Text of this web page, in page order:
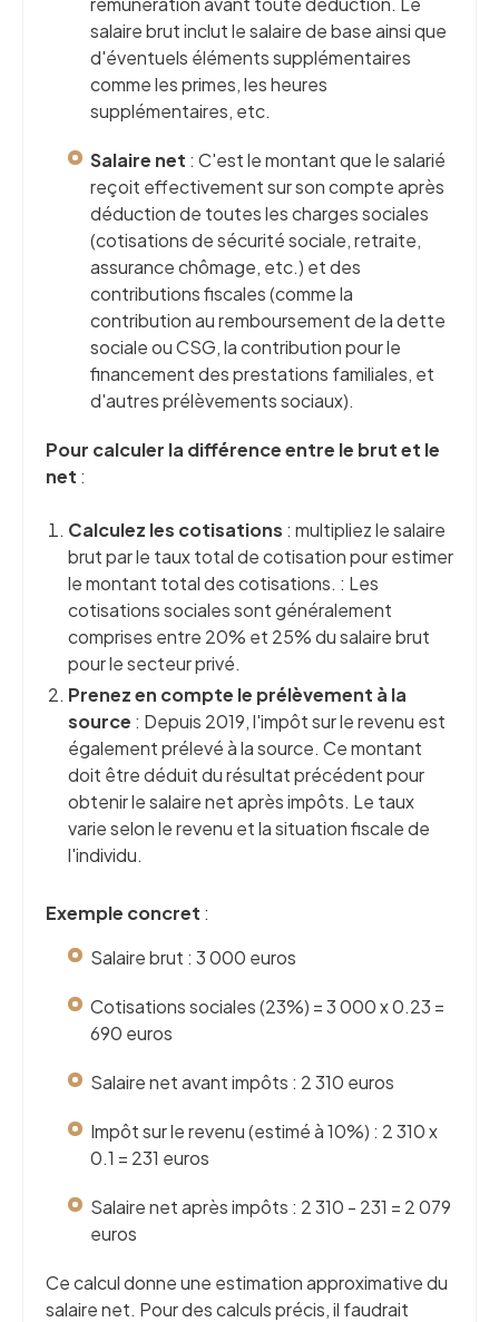
salaire brut inclut le salaire de base ainsi que
d'éventuels éléments supplémentaires
comme les primes, les heures
supplémentaires, etc.
Salaire net : C'est le montant que le salarié
reçoit effectivement sur son compte après
déduction de toutes les charges sociales
(cotisations de sécurité sociale, retraite,
assurance chômage, etc.) et des
contributions fiscales (comme la
contribution au remboursement de la dette
sociale ou CSG, la contribution pour le
financement des prestations familiales, et
d'autres prélèvements sociaux).
Pour calculer la différence entre le brut et le
net :
Calculez les cotisations : multipliez le salaire
brut par le taux total de cotisation pour estimer
le montant total des cotisations. : Les
cotisations sociales sont généralement
comprises entre 20% et 25% du salaire brut
pour le secteur privé.
Prenez en compte le prélèvement à la
source : Depuis 2019, l'impôt sur le revenu est
également prélevé à la source. Ce montant
doit être déduit du résultat précédent pour
obtenir le salaire net après impôts. Le taux
varie selon le revenu et la situation fiscale de
l'individu.
Exemple concret :
Salaire brut : 3 000 euros
Cotisations sociales (23%) = 3 000 x 0.23 =
690 euros
Salaire net avant impôts : 2 310 euros
Impôt sur le revenu (estimé à 10%) : 2 310 x
0.1 = 231 euros
Salaire net après impôts : 2 310 - 231 = 2 079
euros
Ce calcul donne une estimation approximative du
salaire net. Pour des calculs précis, il faudrait